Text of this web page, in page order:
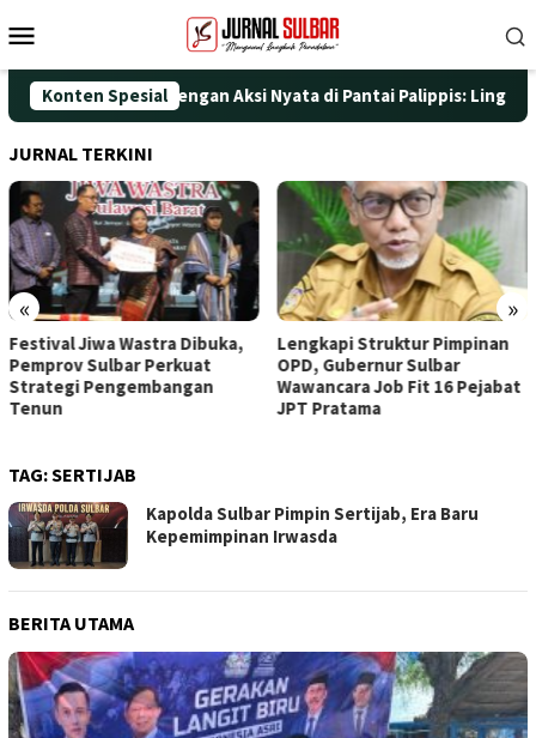
ke
Mobile
Konten Spesial
HUT ke-25 dengan Aksi Nyata di Pantai Palippis:
JURNAL TERKINI
« »
Festival Jiwa Wastra Dibuka,
Pemprov Sulbar Perkuat
Strategi Pengembangan
Tenun
Lengkapi Struktur Pimpinan
OPD, Gubernur Sulbar
Wawancara Job Fit 16 Pejabat
JPT Pratama
TAG:SERTIJAB
Kapolda Sulbar Pimpin Sertijab, Era Baru
Kepemimpinan Irwasda
BERITA UTAMA